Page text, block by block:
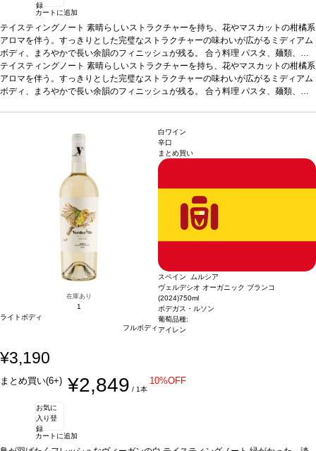
録
カートに追加
テイスティングノート 素晴らしいストラクチャーを持ち、花やマスカットの柑橘系
アロマを伴う。すっきりとした完璧なストラクチャーの味わいが広がるミディアム
ボディ、まろやかで長い余韻のフィニッシュが残る。 合う料理 パスタ、麺類、
魚、甲殻類、タパスなどと好相性葡萄品種ヴィウラ 90%、ミュスカ 10%*本ヴィ
ンテージが在庫切れの場合、在庫があり価格が同様の場合は自動的に次のヴィンテ
ージに変更されますのでご了承ください。
テイスティングノート 素晴らしいストラクチャーを持ち、花やマスカットの柑橘系
アロマを伴う。すっきりとした完璧なストラクチャーの味わいが広がるミディアム
ボディ、まろやかで長い余韻のフィニッシュが残る。 合う料理 パスタ、麺類、
ージに変更されますのでご了承ください。
在庫あり
1
ライトボディ
フルボディ
白ワイン
辛口
まとめ買い
スペイン ムルシア
ヴェルデシオ オーガニック ブランコ
(2024)750ml
ボデガス・ルソン
葡萄品種:
アイレン
¥3,190
まとめ買い(6+) ¥2,849 / 1本
10%OFF
お気に
入り登
録
カートに追加